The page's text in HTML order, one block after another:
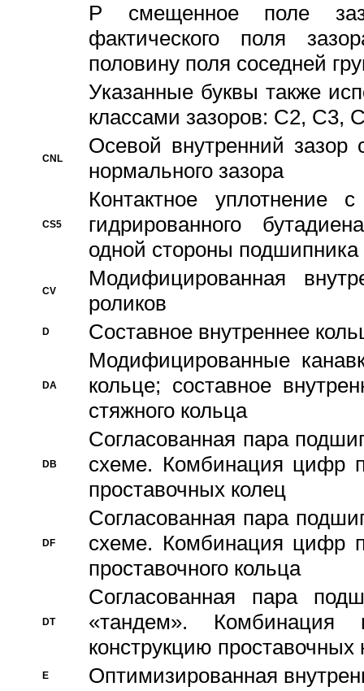
P смещенное поле
фактического поля
половину поля соседней
Указанные буквы также
классами зазоров: С2,
CNL
Осевой внутренний зазор
нормального зазора
CS5
Контактное уплотнение
гидрированного
одной стороны подшипника
CV
Модифицированная
роликов
D Составное внутреннее
DA
Модифицированные
кольце; составное
стяжного кольца
DB
Согласованная пара
схеме. Комбинация цифр
проставочных колец
DF
Согласованная пара
схеме. Комбинация цифр
проставочного кольца
DT
Согласованная пара
«тандем».
конструкцию проставочных
E
Оптимизированная